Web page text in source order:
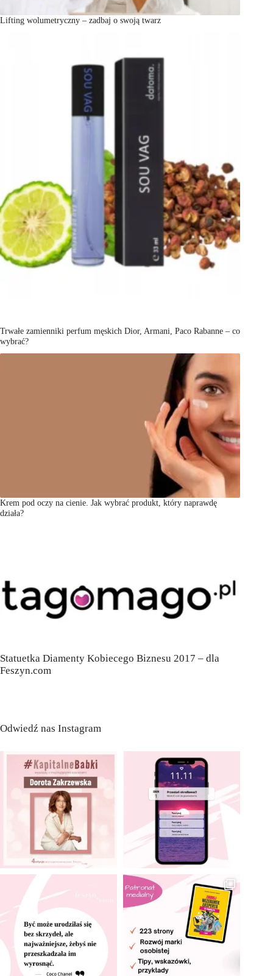
Lifting wolumetryczny – zadbaj o swoją twarz
Trwałe zamienniki perfum męskich Dior, Armani, Paco Rabanne – co
wybrać?
Krem pod oczy na cienie. Jak wybrać produkt, który naprawdę
działa?
Statuetka Diamenty Kobiecego Biznesu 2017 – dla
Feszyn.com
Odwiedź nas Instagram